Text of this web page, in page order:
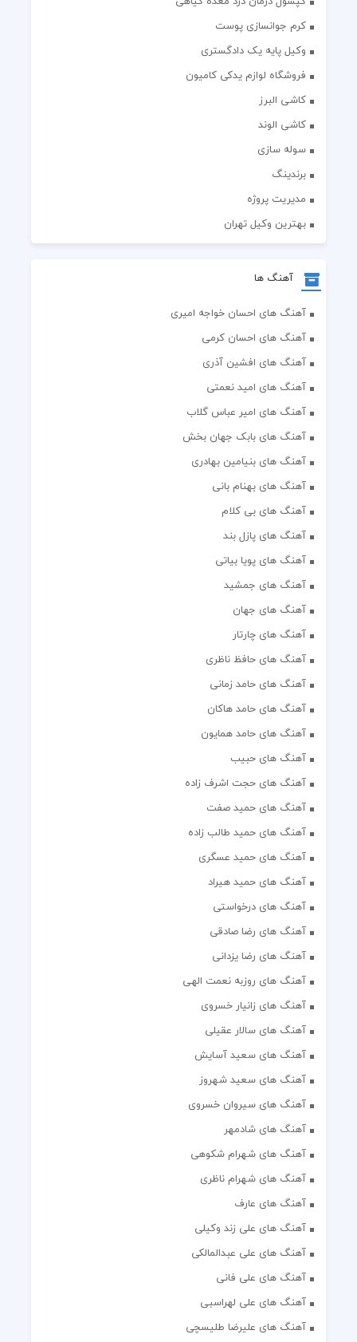
کرم جوانسازی پوست
وکیل پایه یک دادگستری
فروشگاه لوازم یدکی کامیون
کاشی البرز
کاشی الوند
سوله سازی
برندینگ
مدیریت پروژه
بهترین وکیل تهران
آهنگ ها
آهنگ های احسان خواجه امیری
آهنگ های احسان کرمی
آهنگ های افشین آذری
آهنگ های امید نعمتی
آهنگ های امیر عباس گلاب
آهنگ های بابک جهان بخش
آهنگ های بنیامین بهادری
آهنگ های بهنام بانی
آهنگ های بی کلام
آهنگ های پازل بند
آهنگ های پویا بیاتی
آهنگ های جمشید
آهنگ های جهان
آهنگ های چارتار
آهنگ های حافظ ناظری
آهنگ های حامد زمانی
آهنگ های حامد هاکان
آهنگ های حامد همایون
آهنگ های حبیب
آهنگ های حجت اشرف زاده
آهنگ های حمید صفت
آهنگ های حمید طالب زاده
آهنگ های حمید عسگری
آهنگ های حمید هیراد
آهنگ های درخواستی
آهنگ های رضا صادقی
آهنگ های رضا یزدانی
آهنگ های روزبه نعمت الهی
آهنگ های زانیار خسروی
آهنگ های سالار عقیلی
آهنگ های سعید آسایش
آهنگ های سعید شهروز
آهنگ های سیروان خسروی
آهنگ های شادمهر
آهنگ های شهرام شکوهی
آهنگ های شهرام ناظری
آهنگ های عارف
آهنگ های علی زند وکیلی
آهنگ های علی عبدالمالکی
آهنگ های علی فانی
آهنگ های علی لهراسبی
آهنگ های علیرضا طلیسچی